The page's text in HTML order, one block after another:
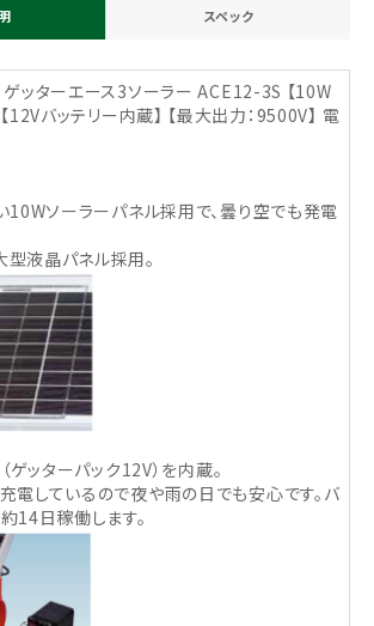
スペック
ッターエース3ソーラー ACE12-3S 【10W
12Vバッテリー内蔵】 【最大出力：9500V】 電
10Wソーラーパネル採用で、曇り空でも発電
液晶パネル採用。
ゲッターパック12V）を内蔵。
電しているので夜や雨の日でも安心です。バ
14日稼働します。